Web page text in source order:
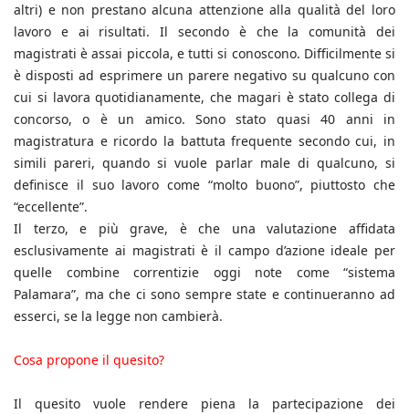
altri) e non prestano alcuna attenzione alla qualità del loro
lavoro e ai risultati. Il secondo è che la comunità dei
magistrati è assai piccola, e tutti si conoscono. Difficilmente si
è disposti ad esprimere un parere negativo su qualcuno con
cui si lavora quotidianamente, che magari è stato collega di
concorso, o è un amico. Sono stato quasi 40 anni in
magistratura e ricordo la battuta frequente secondo cui, in
simili pareri, quando si vuole parlar male di qualcuno, si
definisce il suo lavoro come “molto buono”, piuttosto che
“eccellente”.
Il terzo, e più grave, è che una valutazione affidata
esclusivamente ai magistrati è il campo d’azione ideale per
quelle combine correntizie oggi note come “sistema
Palamara”, ma che ci sono sempre state e continueranno ad
esserci, se la legge non cambierà.
Cosa propone il quesito?
Il quesito vuole rendere piena la partecipazione dei